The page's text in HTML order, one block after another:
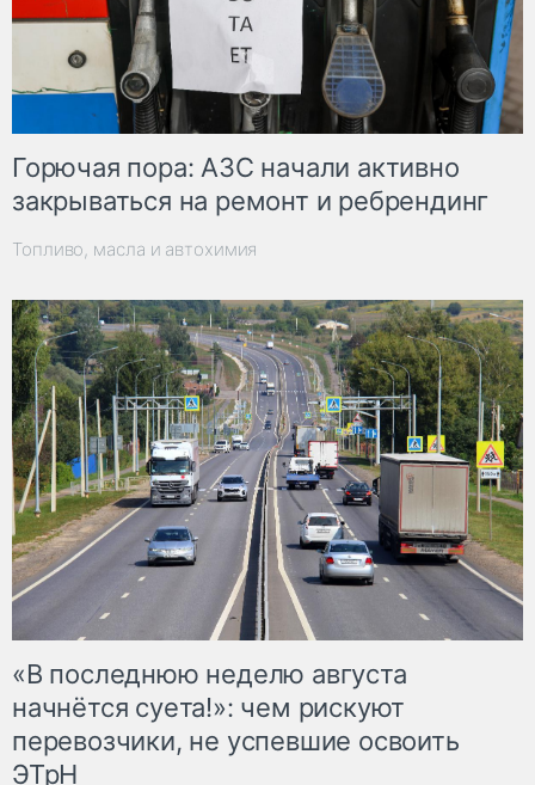
Горючая пора: АЗС начали активно
закрываться на ремонт и ребрендинг
Топливо, масла и автохимия
«В последнюю неделю августа
начнётся суета!»: чем рискуют
перевозчики, не успевшие освоить
ЭТрН